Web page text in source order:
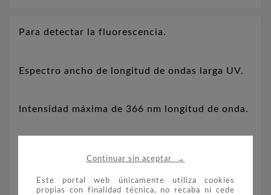
Continuar sin aceptar →
Este portal web únicamente utiliza cookies
propias con finalidad técnica, no recaba ni cede
Para detectar la fluorescencia.
Espectro ancho de longitud de ondas larga UV.
Intensidad máxima de 366 nm longitud de onda.
Medidas: 165x55x25mm